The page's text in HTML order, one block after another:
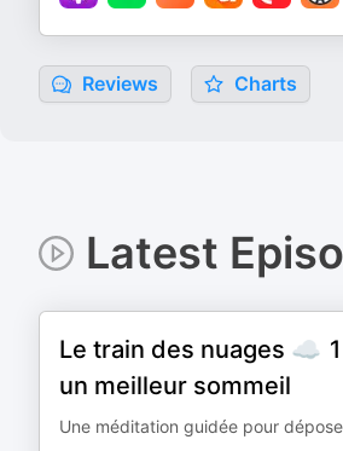
Reviews Charts
Latest
Le train des nuages ☁️
un meilleur sommeil
Une méditation guidée pour